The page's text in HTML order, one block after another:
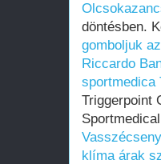
döntésben.
gomboljuk
Riccardo
sportmedica
Triggerpoint
klíma árak